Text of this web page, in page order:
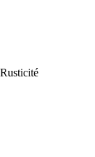
Rusticité